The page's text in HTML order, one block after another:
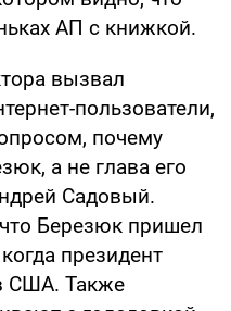
АП с книжкой.
вызвал
пользователи,
почему
а не глава его
Садовый.
Березюк пришел
президент
США. Также